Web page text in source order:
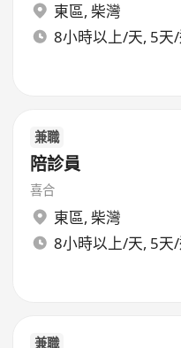
東區, 柴灣
8小時以上/天, 5天
兼職
陪診員
喜合
東區, 柴灣
8小時以上/天, 5天
兼職